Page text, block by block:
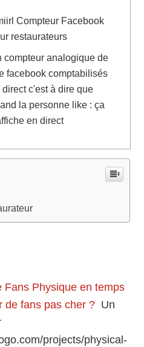
Compteur Facebook
restaurateurs
compteur analogique de
facebook comptabilisés
direct c'est à dire que
la personne like : ça
en direct
Fans Physique en temps
de fans pas cher ? Un
projects/physical-